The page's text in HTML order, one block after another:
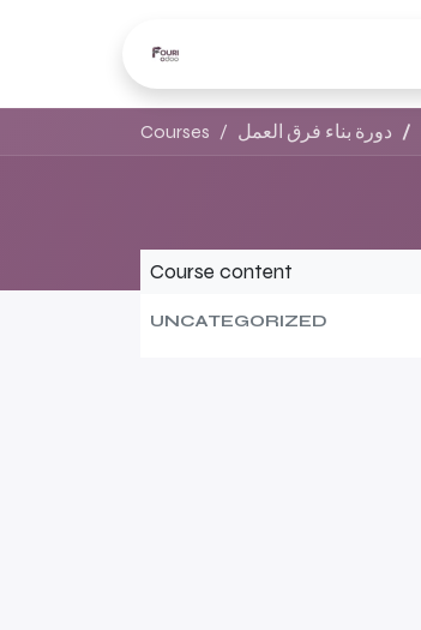
Courses دورة بناء فرق العمل
Course content
UNCATEGORIZED